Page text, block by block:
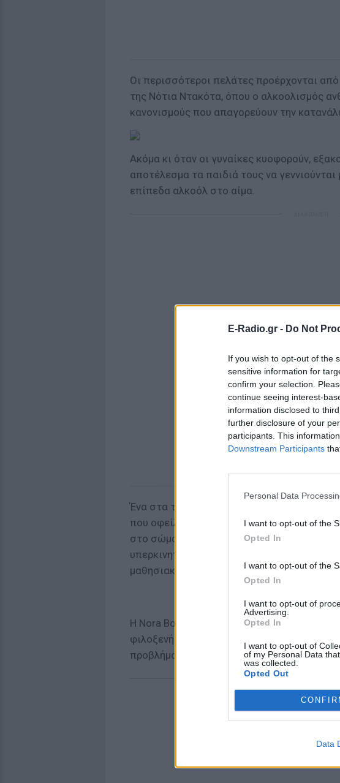
E-Radio.gr - Do Not
If you wish to opt-out of the
sensitive information for
confirm your selection.
continue seeing interest-
information disclosed to
further disclosure of your
participants. This
Downstream Participants
Personal Data
I want to opt-out of the
Opted In
I want to opt-out of the
Opted In
I want to opt-out of
Advertising.
Opted In
I want to opt-out of
of my Personal Data
was collected.
Opted Out
Data
Οι περισσότεροι πελάτες προέρχονται
της Νότια Ντακότα, όπου ο αλκοολισμός
κανονισμούς που απαγορεύουν την
Ακόμα κι όταν οι γυναίκες κυοφορούν,
αποτέλεσμα τα παιδιά τους να
επίπεδα αλκοόλ στο αίμα.
Ένα στα τέσσερα παιδιά στην κοινότητα
που οφείλονται στο αλκοόλ: δυσμορφίες
στο σώμα, προβληματική πνευματική
υπερκινητικά ή αντιμετωπίζουν διαταραχή
μαθησιακές δυσκολίες, και είναι
Η Nora Boesem, πρώην νοσηλεύτρια, που ζει
φιλοξενήσει 93 παιδιά την τελευταία
προβλήματα αυτά.